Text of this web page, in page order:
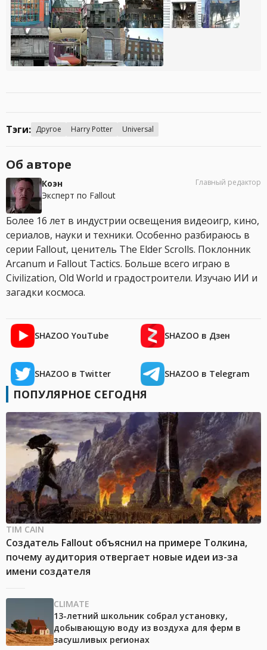
Тэги: Другое Harry Potter Universal
Об авторе
Коэн
Эксперт по Fallout
Главный редактор
Более 16 лет в индустрии освещения видеоигр, кино,
сериалов, науки и техники. Особенно разбираюсь в
серии Fallout, ценитель The Elder Scrolls. Поклонник
Arcanum и Fallout Tactics. Больше всего играю в
Civilization, Old World и градостроители. Изучаю ИИ и
загадки космоса.
SHAZOO YouTube SHAZOO в Дзен
SHAZOO в Twitter SHAZOO в Telegram
ПОПУЛЯРНОЕ СЕГОДНЯ
TIM CAIN
Создатель Fallout объяснил на примере Толкина,
почему аудитория отвергает новые идеи из-за
имени создателя
CLIMATE
13-летний школьник собрал установку,
добывающую воду из воздуха для ферм в
засушливых регионах